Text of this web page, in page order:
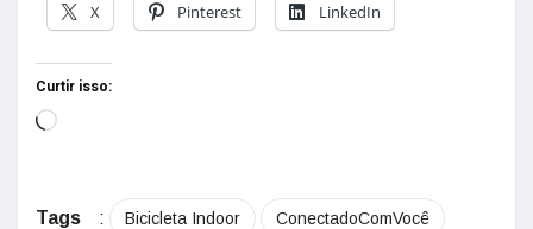
X Pinterest LinkedIn
Curtir isso:
Tags : Bicicleta Indoor ConectadoComVocê